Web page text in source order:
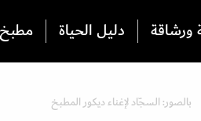
دليل الحياة مطبخ
بالصور: السجّاد لإغناء ديكور المطبخ